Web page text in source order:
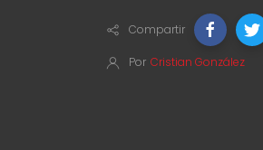
Compartir
Por Cristian González